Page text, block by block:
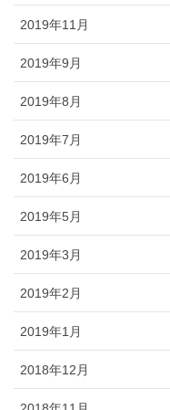
2019年11月
2019年9月
2019年8月
2019年7月
2019年6月
2019年5月
2019年3月
2019年2月
2019年1月
2018年12月